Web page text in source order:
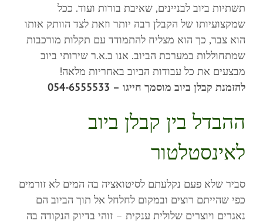
תשתיות ביוב לבניינים, שאיבת בורות ועוד. ככל
שמקצועיותו של הקבלן רבה יותר וזאת לצד הוותק אותו
הוא צבר, כך הוא מצליח להתמודד עם תקלות מורכבות
שמתחוללות במערכת הביוב. אנו ב.א.ר שירותי ביוב
מבצעים את כל עבודות הביוב באחריות מלאה!
להזמנת קבלן ביוב מוסמך חייגו – 054-6555533
ההבדל בין קבלן ביוב
לאינסטלטור
סביר שלא פעם נקלעתם לסיטואציה בה המים לא זורמים
כפי שהייתם רוצים ובמקום לחלחל אל תוך הביוב הם
נאגרים ויוצרים שלולית ענקית – זוהי בדיוק הנקודה בה